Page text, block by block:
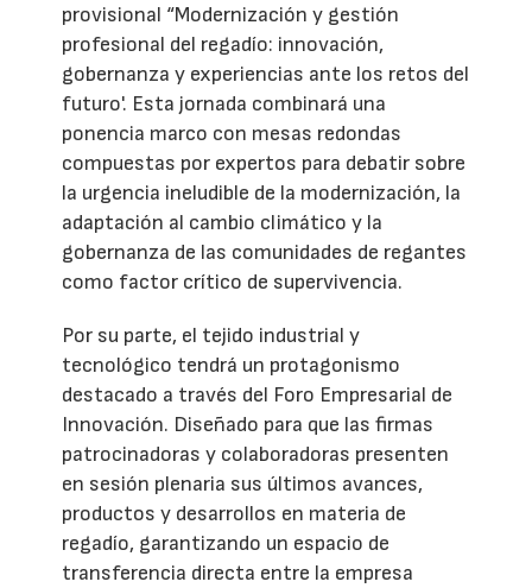
provisional “Modernización y gestión
profesional del regadío: innovación,
gobernanza y experiencias ante los retos del
futuro'. Esta jornada combinará una
ponencia marco con mesas redondas
compuestas por expertos para debatir sobre
la urgencia ineludible de la modernización, la
adaptación al cambio climático y la
gobernanza de las comunidades de regantes
como factor crítico de supervivencia.
Por su parte, el tejido industrial y
tecnológico tendrá un protagonismo
destacado a través del Foro Empresarial de
Innovación. Diseñado para que las firmas
patrocinadoras y colaboradoras presenten
en sesión plenaria sus últimos avances,
productos y desarrollos en materia de
regadío, garantizando un espacio de
transferencia directa entre la empresa